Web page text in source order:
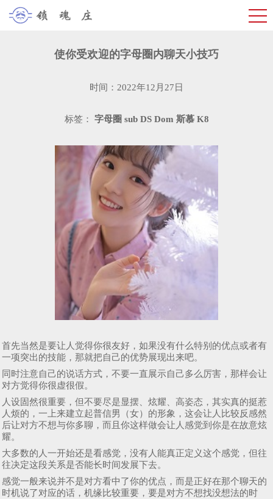
使你受欢迎的字母圈内聊天小技巧
时间：2022年12月27日
标签： 字母圈 sub DS Dom 斯慕 K8
首先当然是要让人觉得你很友好，如果没有什么特别的优点或者有
一项突出的技能，那就把自己的优势展现出来吧。
同时注意自己的说话方式，不要一直展示自己多么厉害，那样会让
对方觉得你很虚很假。
人设固然很重要，但不要尽是显摆、炫耀、高姿态，其实真的挺惹
人烦的，一上来建立起普信男（女）的形象，这会让人比较反感然
后让对方不想与你多聊，而且你这样做会让人感觉到你是在故意炫
耀。
大多数的人一开始还是看感觉，没有人能真正定义这个感觉，但往
往决定这段关系是否能长时间发展下去。
感觉一般来说并不是对方看中了你的优点，而是正好在那个聊天的
时机说了对应的话，机缘比较重要，要是对方不想找没想法的时